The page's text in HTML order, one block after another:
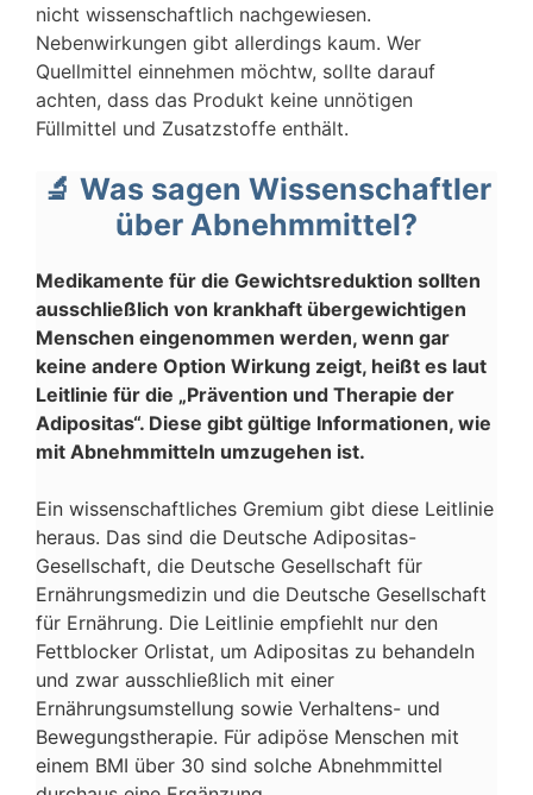
nicht wissenschaftlich nachgewiesen.
Nebenwirkungen gibt allerdings kaum. Wer
Quellmittel einnehmen möchtw, sollte darauf
achten, dass das Produkt keine unnötigen
Füllmittel und Zusatzstoffe enthält.
🔬 Was sagen Wissenschaftler
über Abnehmmittel?
Medikamente für die Gewichtsreduktion sollten
ausschließlich von krankhaft übergewichtigen
Menschen eingenommen werden, wenn gar
keine andere Option Wirkung zeigt, heißt es laut
Leitlinie für die „Prävention und Therapie der
Adipositas“. Diese gibt gültige Informationen, wie
mit Abnehmmitteln umzugehen ist.
Ein wissenschaftliches Gremium gibt diese Leitlinie
heraus. Das sind die Deutsche Adipositas-
Gesellschaft, die Deutsche Gesellschaft für
Ernährungsmedizin und die Deutsche Gesellschaft
für Ernährung. Die Leitlinie empfiehlt nur den
Fettblocker Orlistat, um Adipositas zu behandeln
und zwar ausschließlich mit einer
Ernährungsumstellung sowie Verhaltens- und
Bewegungstherapie. Für adipöse Menschen mit
einem BMI über 30 sind solche Abnehmmittel